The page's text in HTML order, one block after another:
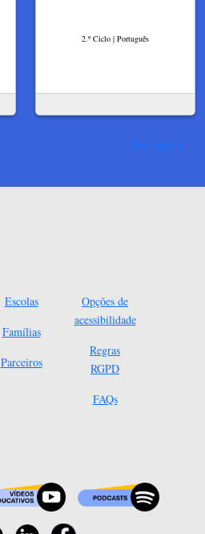
2.º Ciclo | Português
Ver mais
Escolas
Famílias
Parceiros
Opções de
acessibilidade
Regras
RGPD
FAQs